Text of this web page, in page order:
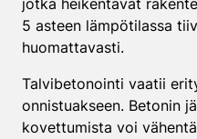
jotka heikentävät
5 asteen lämpötilassa
huomattavasti.
Talvibetonointi vaatii
onnistuakseen. Betonin
kovettumista voi